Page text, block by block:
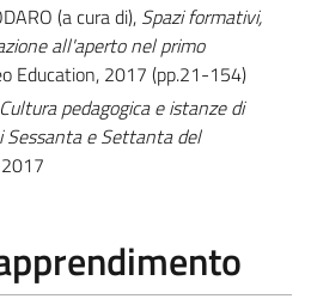
(a cura di), Spazi formativi,
all'aperto nel primo
Education, 2017 (pp.21-154)
Cultura pedagogica e istanze di
Sessanta e Settanta del